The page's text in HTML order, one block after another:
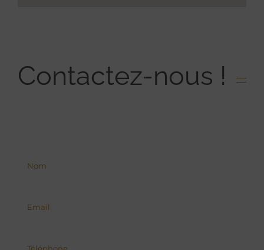
Contactez-nous !